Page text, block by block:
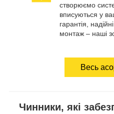
створюємо
вписуються у
гарантія,
монтаж – наші
Весь
Чинники, які